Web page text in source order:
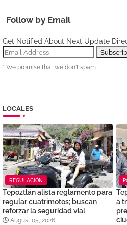
Follow by Email
Get Notified About Next Update
* We promise that we don't spam !
LOCALES
REGULACIÓN
Tepoztlán alista reglamento para
regular cuatrimotos; buscan
reforzar la seguridad vial
August 05, 2026
a